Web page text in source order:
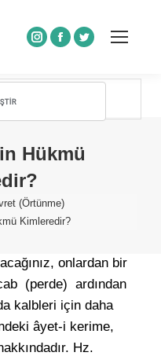
Instagram
Facebook
Twitter
Hükmü
(Örtünme)
Kimleredir?
onlardan bir
(perde) ardından
kalbleri için daha
âyet-i kerime,
Hz.